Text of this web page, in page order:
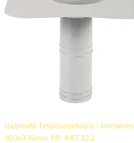
Italprofili Tetőösszefolyó - tölcséres
100x330mm PP; ART.32.2